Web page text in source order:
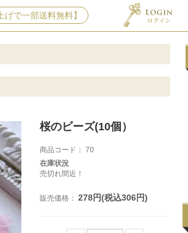
で一部送料無料】
桜のビーズ(10個）
商品コード： 70
在庫状況
売切れ間近！
販売価格： 278円(税込306円)